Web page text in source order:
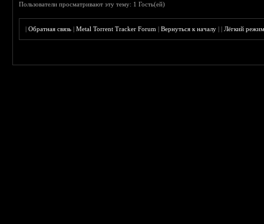
Пользователи просматривают эту тему: 1 Гость(ей)
|Обратная связь |Metal Torrent Tracker Forum |Вернуться к началу ||Лёгкий